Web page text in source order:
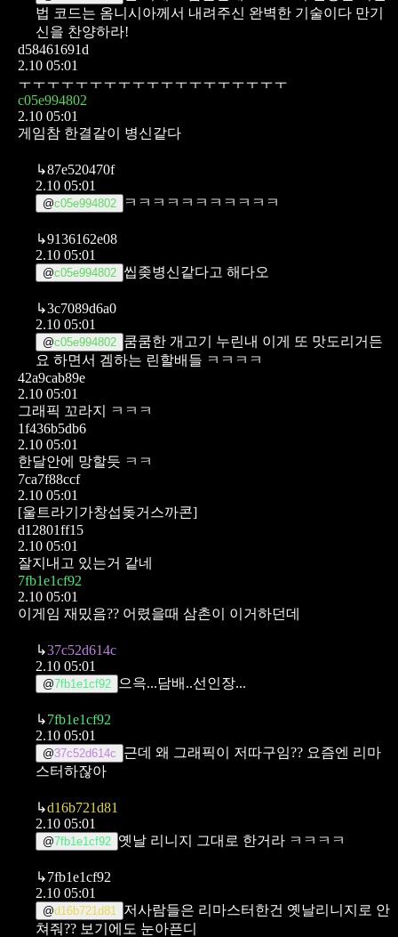
법 코드는 옴니시아께서 내려주신 완벽한 기술이다 만기
신을 찬양하라!
d58461691d
2.10 05:01
ㅜㅜㅜㅜㅜㅜㅜㅜㅜㅜㅜㅜㅜㅜㅜㅜㅜㅜㅜ
c05e994802
2.10 05:01
게임참 한결같이 병신같다
↳87e520470f
2.10 05:01
@c05e994802 ㅋㅋㅋㅋㅋㅋㅋㅋㅋㅋㅋ
↳9136162e08
2.10 05:01
@c05e994802 씹좆병신같다고 해다오
↳3c7089d6a0
2.10 05:01
@c05e994802 쿰쿰한 개고기 누린내 이게 또 맛도리거든
요 하면서 겜하는 린할배들 ㅋㅋㅋㅋ
42a9cab89e
2.10 05:01
그래픽 꼬라지 ㅋㅋㅋ
1f436b5db6
2.10 05:01
한달안에 망할듯 ㅋㅋ
7ca7f88ccf
2.10 05:01
[울트라기가창섭돚거스까콘]
d12801ff15
2.10 05:01
잘지내고 있는거 같네
7fb1e1cf92
2.10 05:01
이게임 재밌음?? 어렸을때 삼촌이 이거하던데
↳37c52d614c
2.10 05:01
@7fb1e1cf92 으윽...담배..선인장...
↳7fb1e1cf92
2.10 05:01
@37c52d614c
근데 왜 그래픽이 저따구임?? 요즘엔 리마
스터하잖아
↳d16b721d81
2.10 05:01
@7fb1e1cf92 옛날 리니지 그대로 한거라 ㅋㅋㅋㅋ
↳7fb1e1cf92
2.10 05:01
@d16b721d81
저사람들은 리마스터한건 옛날리니지로 안
쳐줘?? 보기에도 눈아픈디